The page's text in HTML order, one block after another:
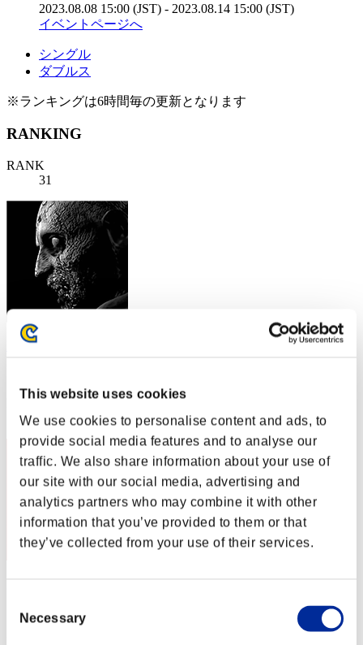
This website uses cookies
We use cookies to personalise content and ads, to
provide social media features and to analyse our
traffic. We also share information about your use of
our site with our social media, advertising and
analytics partners who may combine it with other
information that you’ve provided to them or that
they’ve collected from your use of their services.
Selection
Necessary
2023.08.08 15:00 (JST) - 2023.08.14 15:00 (JST)
イベントページへ
シングル
ダブルス
※ランキングは6時間毎の更新となります
RANKING
RANK
31
Parabrahman3
RANK
32
grillo hernandez
スコア:Lv:100/04'47"63